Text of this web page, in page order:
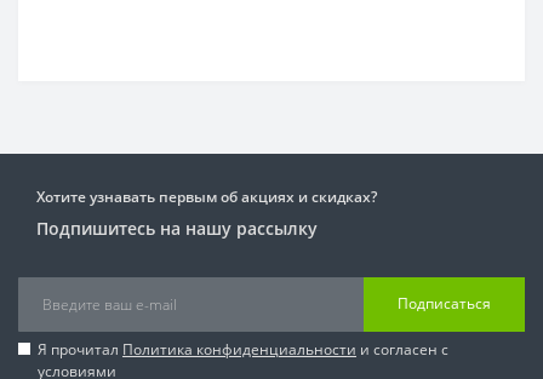
Хотите узнавать первым об акциях и скидках?
Подпишитесь на нашу рассылку
Подписаться
Я прочитал Политика конфиденциальности и согласен с
условиями